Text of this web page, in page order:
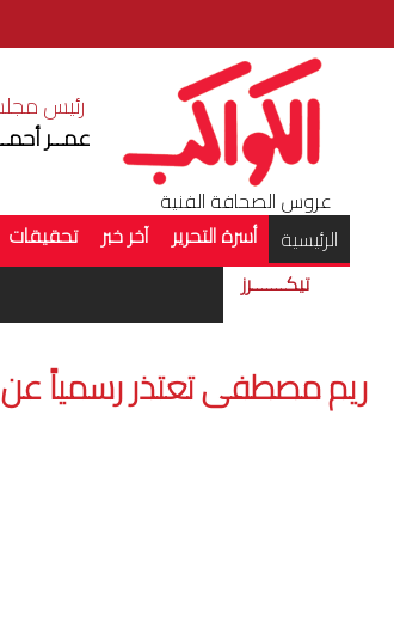
عروس الصحافة الفنية
رئيس
عمــر
الرئيسية أسرة التحرير آخر خبر تحقيقات
تيكـــــــرز
ريم مصطفى تعتذر رسمياً عن